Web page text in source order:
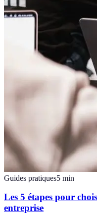
Guides pratiques5 min
Les 5 étapes pour
entreprise